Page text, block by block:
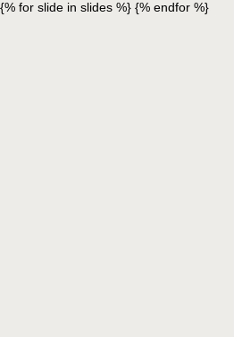
{% for slide in slides %} {% endfor %}